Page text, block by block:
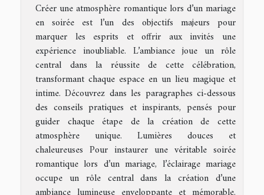
Créer une atmosphère romantique lors d’un mariage
en soirée est l’un des objectifs majeurs pour
marquer les esprits et offrir aux invités une
expérience inoubliable. L’ambiance joue un rôle
central dans la réussite de cette célébration,
transformant chaque espace en un lieu magique et
intime. Découvrez dans les paragraphes ci-dessous
des conseils pratiques et inspirants, pensés pour
guider chaque étape de la création de cette
atmosphère unique. Lumières douces et
chaleureuses Pour instaurer une véritable soirée
romantique lors d’un mariage, l’éclairage mariage
occupe un rôle central dans la création d’une